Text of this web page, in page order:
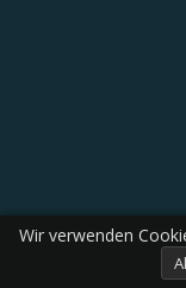
Wir verwenden